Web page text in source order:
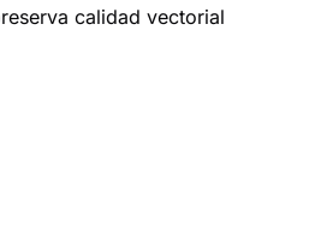
calidad vectorial